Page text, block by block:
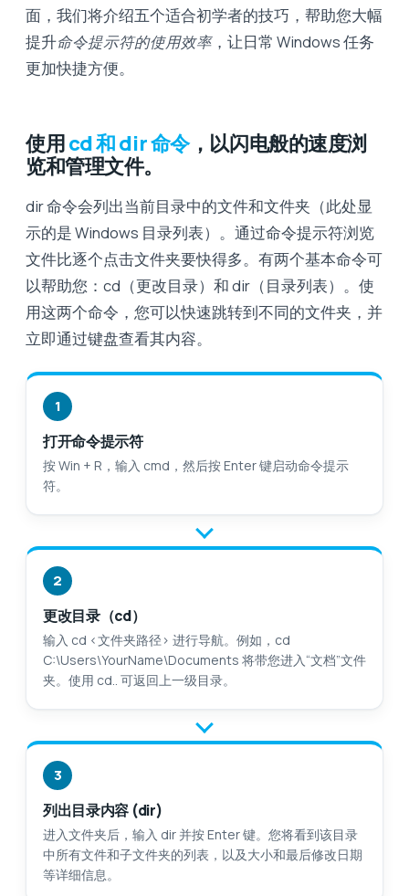
面，我们将介绍五个适合初学者的技巧，帮助您大幅
提升命令提示符的使用效率，让日常 Windows 任务
更加快捷方便。
使用cd 和 dir 命令，以闪电般的速度浏
览和管理文件。
dir 命令会列出当前目录中的文件和文件夹（此处显
示的是 Windows 目录列表）。通过命令提示符浏览
文件比逐个点击文件夹要快得多。有两个基本命令可
以帮助您：cd（更改目录）和 dir（目录列表）。使
用这两个命令，您可以快速跳转到不同的文件夹，并
立即通过键盘查看其内容。
1
打开命令提示符
按 Win + R，输入 cmd，然后按 Enter 键启动命令提示
符。
2
更改目录（cd）
输入 cd <文件夹路径> 进行导航。例如，cd
C:\Users\YourName\Documents 将带您进入“文档”文件
夹。使用 cd.. 可返回上一级目录。
3
列出目录内容 (dir)
进入文件夹后，输入 dir 并按 Enter 键。您将看到该目录
中所有文件和子文件夹的列表，以及大小和最后修改日期
等详细信息。